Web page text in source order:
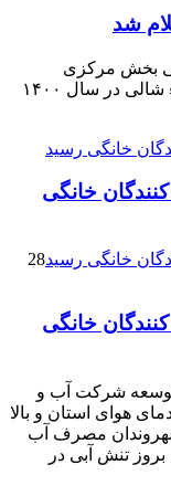
شد
بخش مرکزی
شهرستان محمودآباد از اعلام نرخ نشاء شالی در سال ۱۴۰۰
خانگی
28
خانگی
توسعه شرکت آب و
هوای استان و بالا
مصرف آب
تنش آبی در